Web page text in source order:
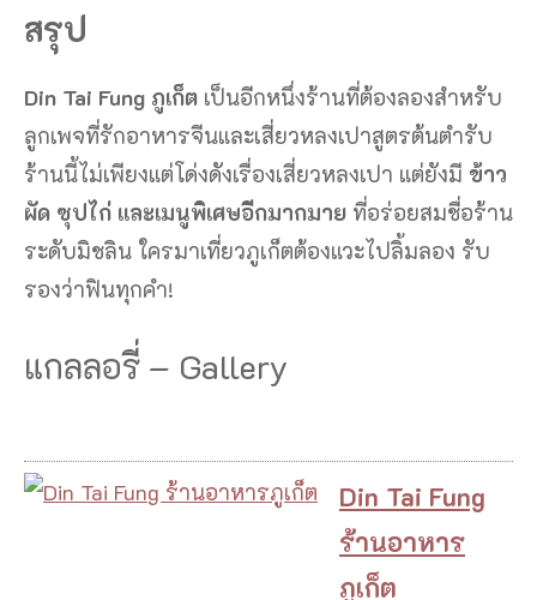
สรุป
Din Tai Fung ภูเก็ต เป็นอีกหนึ่งร้านที่ต้องลองสำหรับ
ลูกเพจที่รักอาหารจีนและเสี่ยวหลงเปาสูตรต้นตำรับ
ร้านนี้ไม่เพียงแต่โด่งดังเรื่องเสี่ยวหลงเปา แต่ยังมี ข้าว
ผัด ซุปไก่ และเมนูพิเศษอีกมากมาย ที่อร่อยสมชื่อร้าน
ระดับมิชลิน ใครมาเที่ยวภูเก็ตต้องแวะไปลิ้มลอง รับ
รองว่าฟินทุกคำ!
แกลลอรี่ – Gallery
Din Tai Fung
ร้านอาหาร
ภูเก็ต